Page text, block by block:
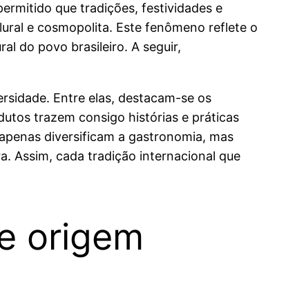
que tradições, festividades e
e cosmopolita. Este fenômeno reflete o
do povo brasileiro. A seguir,
Entre elas, destacam-se os
trazem consigo histórias e práticas
diversificam a gastronomia, mas
Assim, cada tradição internacional que
origem